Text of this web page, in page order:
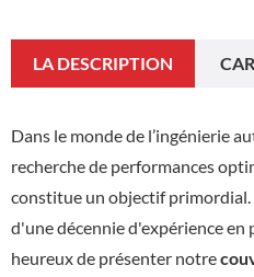
LA DESCRIPTION
Dans le monde de l’ingénierie
recherche de performances
constitue un objectif primordial.
d'une décennie d'expérience
heureux de présenter notre